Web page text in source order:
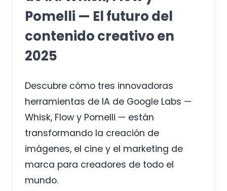
Pomelli — El futuro del
contenido creativo en
2025
Descubre cómo tres innovadoras
herramientas de IA de Google Labs —
Whisk, Flow y Pomelli — están
transformando la creación de
imágenes, el cine y el marketing de
marca para creadores de todo el
mundo.